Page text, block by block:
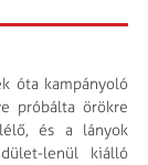
óta kampányoló
próbálta örökre
és a lányok
lenül kiálló